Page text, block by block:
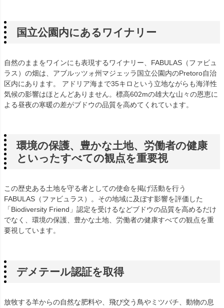
国立公園内にあるワイナリー
自然のままをワインにも表現するワイナリー、FABULAS（ファビュ
ラス）の畑は、アブルッツォ州マジェッラ国立公園内のPretoro自治
区内にあります。 アドリア海まで35キロという立地ながらも海洋性
気候の影響はほとんどありません。標高602mの雄大な山々の恩恵に
よる昼夜の寒暖の差がブドウの品質を高めてくれています。
環境の保護、豊かな土地、労働者の健康
といったすべての観点を重要視
この歴史ある土地を守る者としての使命を掲げ活動を行う
FABULAS（ファビュラス）。その地域に及ぼす影響を評価した
「Biodiversity Friend」認定を受けるなどブドウの品質を高めるだけ
でなく、環境の保護、豊かな土地、労働者の健康すべての観点を重
要視しています。
デメテール認証を取得
放牧する羊からの自然な肥料や、飛び交う鳥やミツバチ、動物の息